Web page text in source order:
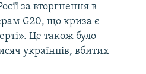
за вторгнення в
G20, що криза є
Це також було
українців, вбитих